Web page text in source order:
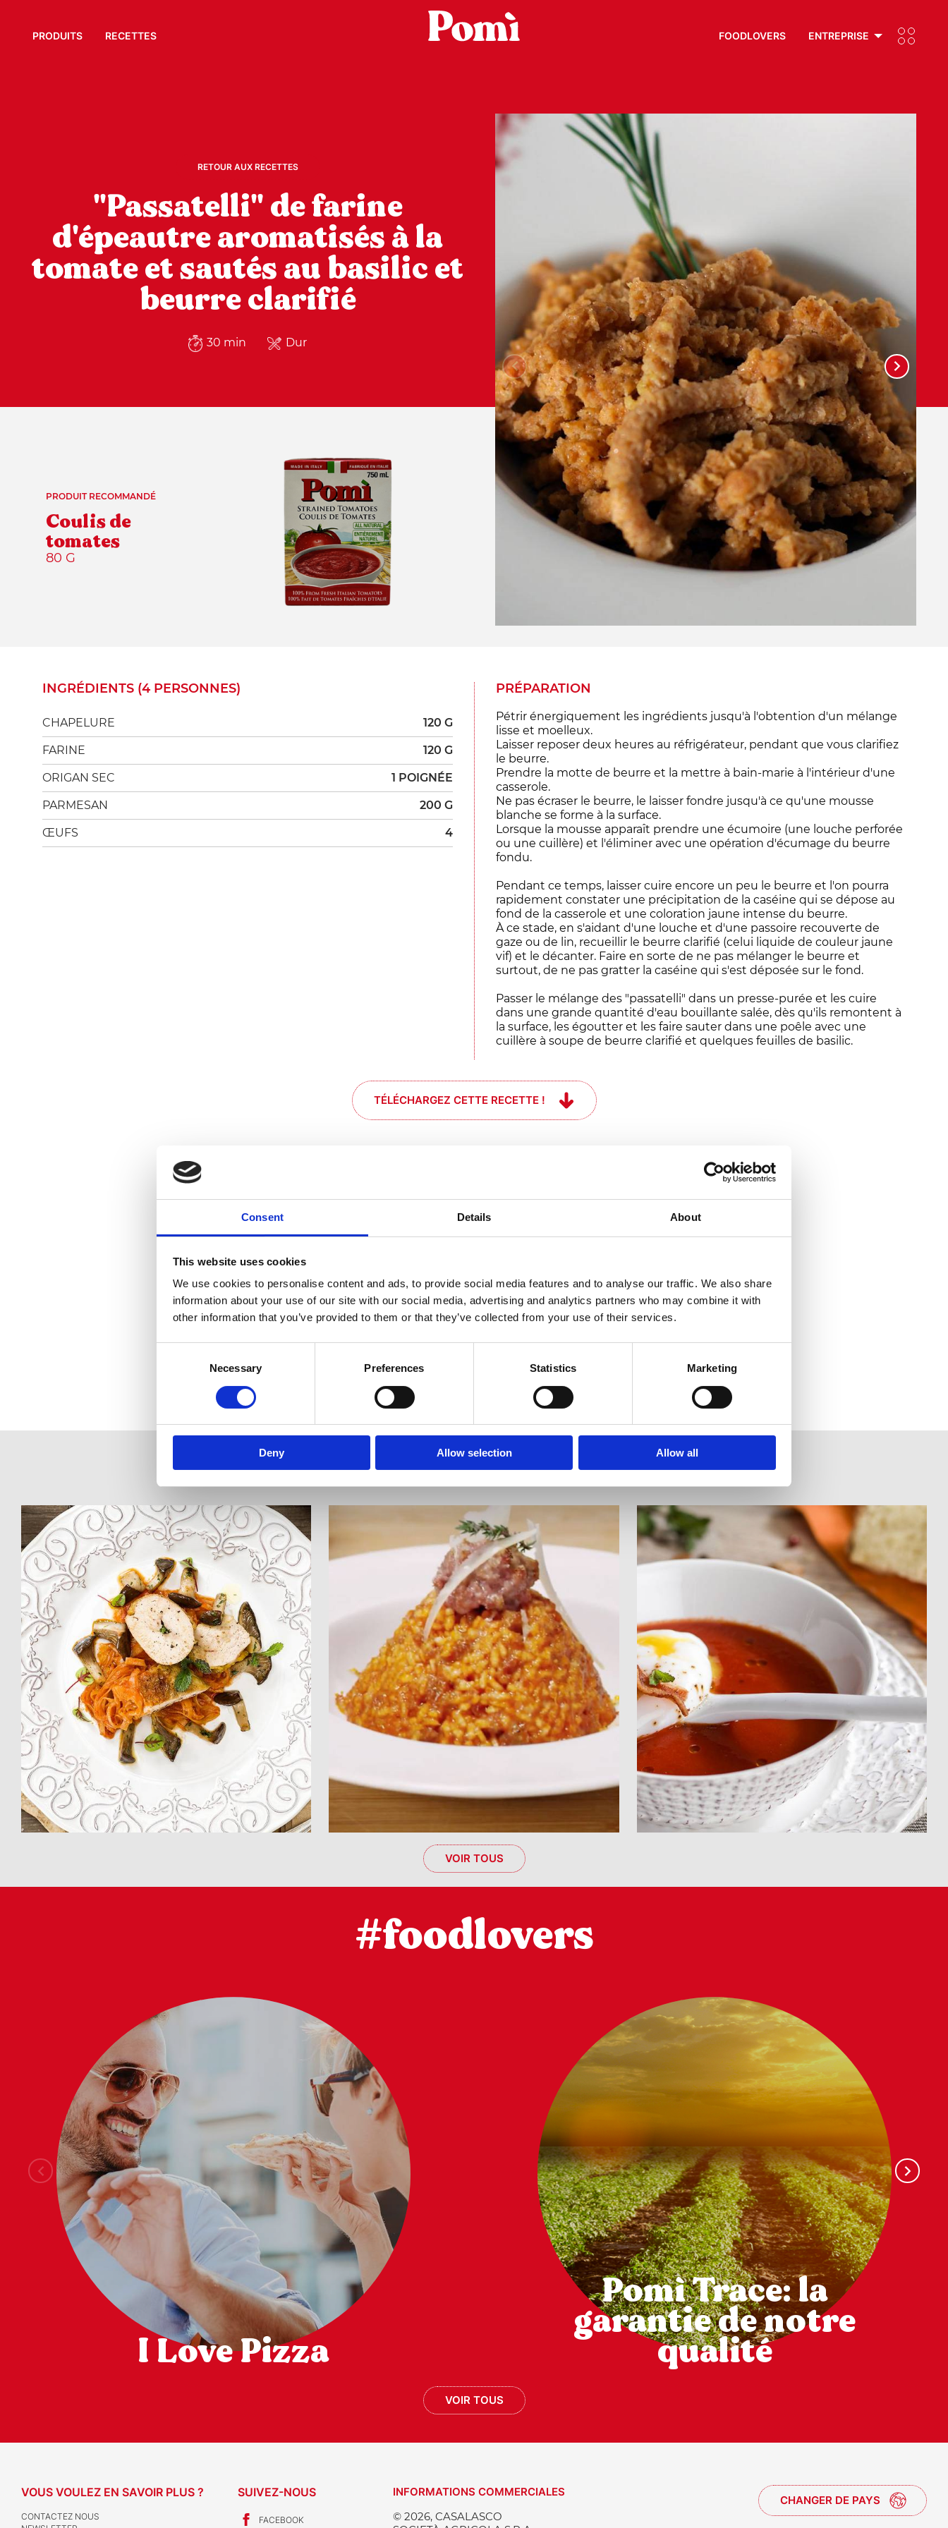
Consent Details About
This website uses cookies
We use cookies to personalise content and ads, to provide social media features and to analyse our traffic. We also share
information about your use of our site with our social media, advertising and analytics partners who may combine it with
other information that you’ve provided to them or that they’ve collected from your use of their services.
Necessary Preferences Statistics Marketing
Deny Allow selection Allow all
PRODUITS RECETTES FOODLOVERS ENTREPRISE
RETOUR AUX RECETTES
"Passatelli" de farine
d'épeautre aromatisés à la
tomate et sautés au basilic et
beurre clarifié
30 min Dur
PRODUIT RECOMMANDÉ
Coulis de
tomates
80 G
INGRÉDIENTS (4 PERSONNES)
CHAPELURE 120 G
FARINE 120 G
ORIGAN SEC 1 POIGNÉE
PARMESAN 200 G
ŒUFS 4
PRÉPARATION
Pétrir énergiquement les ingrédients jusqu'à l'obtention d'un mélange
lisse et moelleux.
Laisser reposer deux heures au réfrigérateur, pendant que vous clarifiez
le beurre.
Prendre la motte de beurre et la mettre à bain-marie à l'intérieur d'une
casserole.
Ne pas écraser le beurre, le laisser fondre jusqu'à ce qu'une mousse
blanche se forme à la surface.
Lorsque la mousse apparaît prendre une écumoire (une louche perforée
ou une cuillère) et l'éliminer avec une opération d'écumage du beurre
fondu.
Pendant ce temps, laisser cuire encore un peu le beurre et l'on pourra
rapidement constater une précipitation de la caséine qui se dépose au
fond de la casserole et une coloration jaune intense du beurre.
À ce stade, en s'aidant d'une louche et d'une passoire recouverte de
gaze ou de lin, recueillir le beurre clarifié (celui liquide de couleur jaune
vif) et le décanter. Faire en sorte de ne pas mélanger le beurre et
surtout, de ne pas gratter la caséine qui s'est déposée sur le fond.
Passer le mélange des "passatelli" dans un presse-purée et les cuire
dans une grande quantité d'eau bouillante salée, dès qu'ils remontent à
la surface, les égoutter et les faire sauter dans une poêle avec une
cuillère à soupe de beurre clarifié et quelques feuilles de basilic.
TÉLÉCHARGEZ CETTE RECETTE !
et si j'obtiens
le moment #chef ?
autres recettes
VOIR TOUS
#foodlovers
I Love Pizza
Pomì Trace: la
garantie de notre
qualité
VOIR TOUS
INFORMATIONS COMMERCIALES
© 2026, CASALASCO
CHANGER DE PAYS
VOUS VOULEZ EN SAVOIR PLUS ?
CONTACTEZ NOUS
SUIVEZ-NOUS
FACEBOOK